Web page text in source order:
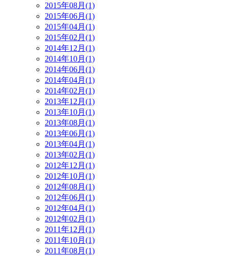
2015年08月(1)
2015年06月(1)
2015年04月(1)
2015年02月(1)
2014年12月(1)
2014年10月(1)
2014年06月(1)
2014年04月(1)
2014年02月(1)
2013年12月(1)
2013年10月(1)
2013年08月(1)
2013年06月(1)
2013年04月(1)
2013年02月(1)
2012年12月(1)
2012年10月(1)
2012年08月(1)
2012年06月(1)
2012年04月(1)
2012年02月(1)
2011年12月(1)
2011年10月(1)
2011年08月(1)